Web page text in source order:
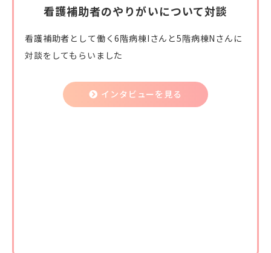
看護補助者のやりがいについて対談
看護補助者として働く6階病棟Iさんと5階病棟Nさんに
対談をしてもらいました
インタビューを見る